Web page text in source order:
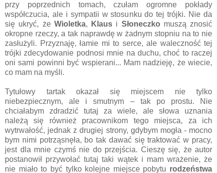
przy poprzednich tomach, czułam ogromne pokłady
współczucia, ale i sympatii w stosunku do tej trójki. Nie da
się ukryć, że Wioletka, Klaus i Słoneczko muszą znosić
okropne rzeczy, a tak naprawdę w żadnym stopniu na to nie
zasłużyli. Przyznaję, łamie mi to serce, ale waleczność tej
trójki zdecydowanie podnosi mnie na duchu, choć to raczej
oni sami powinni być wspierani... Mam nadzieję, że wiecie,
co mam na myśli.
Tytułowy tartak okazał się miejscem nie tylko
niebezpiecznym, ale i smutnym – tak po prostu. Nie
chciałabym zdradzić tutaj za wiele, ale słowa uznania
należą się również pracownikom tego miejsca, za ich
wytrwałość, jednak z drugiej strony, gdybym mogła - mocno
bym nimi potrząsnęła, bo tak dawać się traktować w pracy,
jest dla mnie czymś nie do przejścia. Cieszę się, że autor
postanowił przywołać tutaj taki wątek i mam wrażenie, że
nie miało to być tylko kolejne miejsce pobytu rodzeństwa